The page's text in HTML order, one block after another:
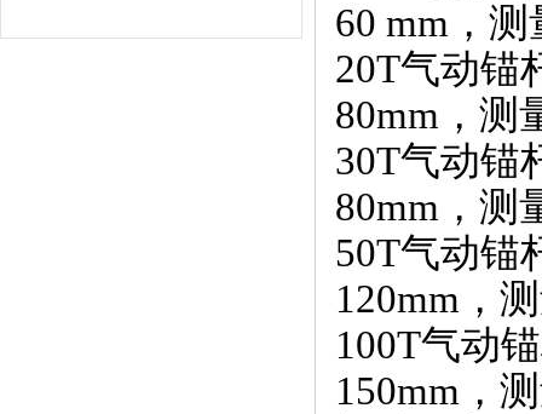
60 mm，
20T气动锚
80mm，测
30T气动锚
80mm，测
50T气动锚
120mm，
100T气动
150mm，